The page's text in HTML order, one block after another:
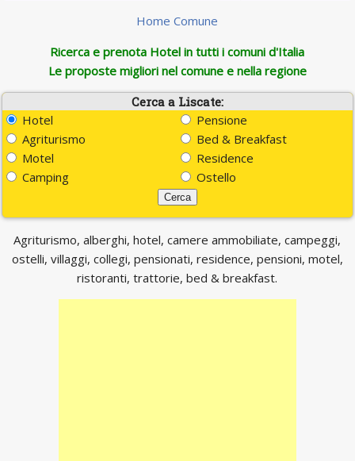
Home Comune
Ricerca e prenota Hotel in tutti i comuni d'Italia
Le proposte migliori nel comune e nella regione
Cerca a Liscate:
Hotel
Pensione
Agriturismo
Bed & Breakfast
Motel
Residence
Camping
Ostello
Agriturismo, alberghi, hotel, camere ammobiliate, campeggi,
ostelli, villaggi, collegi, pensionati, residence, pensioni, motel,
ristoranti, trattorie, bed & breakfast.